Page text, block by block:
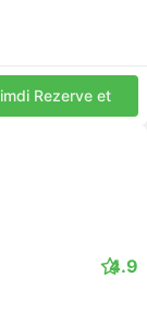
Rezerve et
4.9